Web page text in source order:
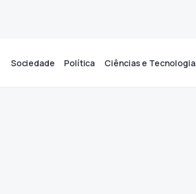
Sociedade Política Ciências e Tecnologia